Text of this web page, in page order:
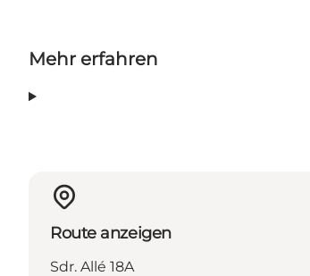
Mehr erfahren
Route anzeigen
Sdr. Allé 18A